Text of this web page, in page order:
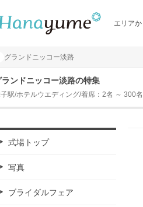
エリア
グランドニッコー淡路
ランドニッコー淡路の特集
駅/ホテルウエディング/着席：2名 ～ 300名
式場トップ
写真
ブライダルフェア